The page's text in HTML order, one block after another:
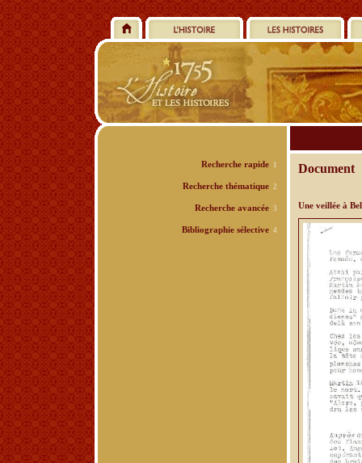
Document
Une veillée à
Recherche rapide 1
Recherche thématique 2
Recherche avancée 3
Bibliographie sélective 4